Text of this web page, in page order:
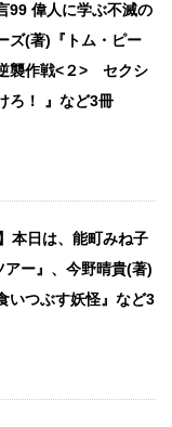
99 偉人に学ぶ不滅の
ズ(著)『トム・ピー
襲作戦<２> セクシ
ろ！ 』など3冊
本日は、能町みね子
ー』、今野晴貴(著)
いつぶす妖怪』など3